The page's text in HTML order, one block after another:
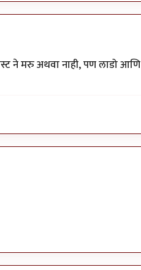
ने मरु अथवा नाही, पण लाडो आणि